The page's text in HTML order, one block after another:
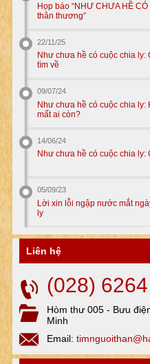
Họp báo “NHƯ CHƯA HỀ
thân thương”
22/11/25
Như chưa hề có cuộc chia
tìm về
09/07/24
Như chưa hề có cuộc chia
mất ai còn?
14/06/24
Như chưa hề có cuộc chia ly:
05/09/23
Lời xin lỗi ngập nước mắt
ly
Liên hệ
(028)
Hòm thư 005 - Bưu
Minh
Email: